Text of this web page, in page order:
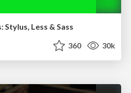
Stylus, Less & Sass
360 30k